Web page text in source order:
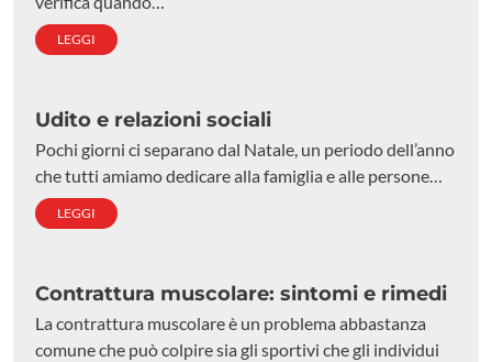
LEGGI
Udito e relazioni sociali
Pochi giorni ci separano dal Natale, un periodo dell’anno
che tutti amiamo dedicare alla famiglia e alle persone…
LEGGI
Contrattura muscolare: sintomi e rimedi
La contrattura muscolare è un problema abbastanza
comune che può colpire sia gli sportivi che gli individui